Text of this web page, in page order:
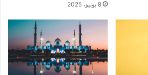
8 يونيو، 2025